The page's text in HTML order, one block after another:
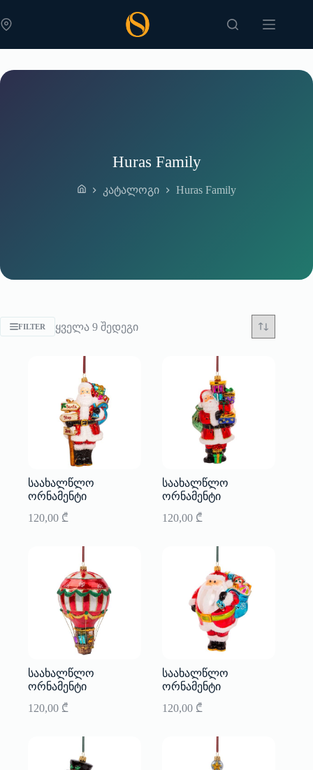
to
content
Huras Family
Home
კატალოგი Huras Family
FILTER ყველა 9 შედეგიSorted
საახალწლო
ორნამენტი
120,00 ₾
საახალწლო
ორნამენტი
120,00 ₾
საახალწლო
ორნამენტი
120,00 ₾
საახალწლო
ორნამენტი
120,00 ₾